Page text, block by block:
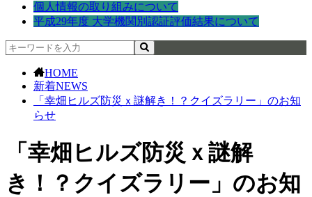
個人情報の取り組みについて
平成29年度 大学機関別認証評価結果について
HOME
新着NEWS
「幸畑ヒルズ防災ｘ謎解き！？クイズラリー」のお知
らせ
「幸畑ヒルズ防災ｘ謎解
き！？クイズラリー」のお知